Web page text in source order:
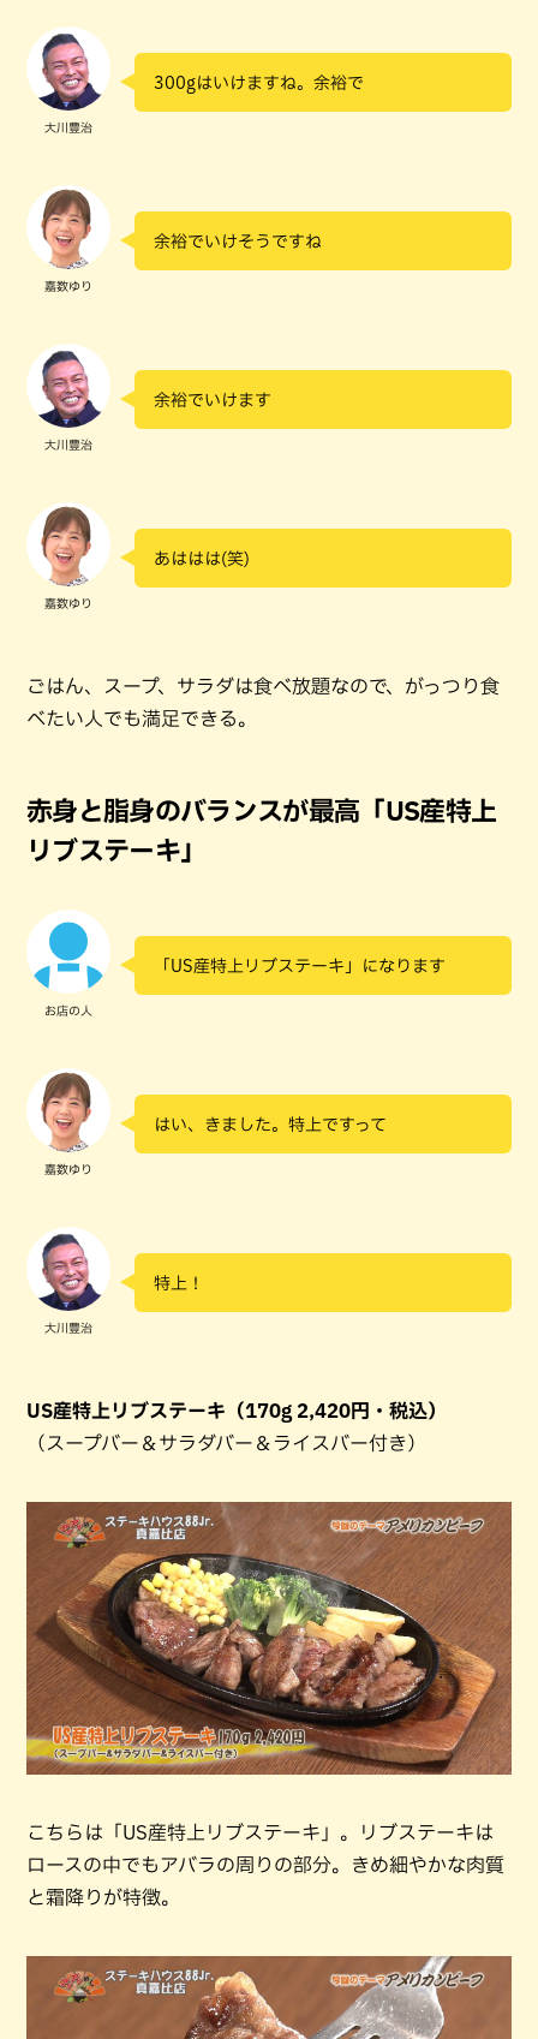
大川豊治
300gはいけますね。余裕で
嘉数ゆり
余裕でいけそうですね
大川豊治
余裕でいけます
嘉数ゆり
あははは(笑)
ごはん、スープ、サラダは食べ放題なので、がっつり食
べたい人でも満足できる。
赤身と脂身のバランスが最高「US産特上
リブステーキ」
お店の人
「US産特上リブステーキ」になります
嘉数ゆり
はい、きました。特上ですって
大川豊治
特上！
US産特上リブステーキ（170g 2,420円・税込）
（スープバー＆サラダバー＆ライスバー付き）
こちらは「US産特上リブステーキ」。リブステーキは
ロースの中でもアバラの周りの部分。きめ細やかな肉質
と霜降りが特徴。